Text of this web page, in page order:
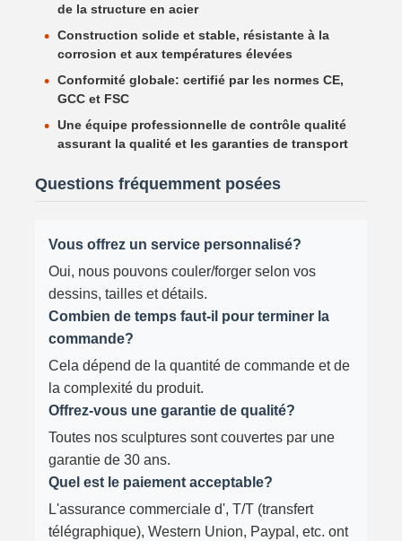
de la structure en acier
Construction solide et stable, résistante à la
corrosion et aux températures élevées
Conformité globale: certifié par les normes CE,
GCC et FSC
Une équipe professionnelle de contrôle qualité
assurant la qualité et les garanties de transport
Questions fréquemment posées
Vous offrez un service personnalisé?
Oui, nous pouvons couler/forger selon vos
dessins, tailles et détails.
Combien de temps faut-il pour terminer la
commande?
Cela dépend de la quantité de commande et de
la complexité du produit.
Offrez-vous une garantie de qualité?
Toutes nos sculptures sont couvertes par une
garantie de 30 ans.
Quel est le paiement acceptable?
L'assurance commerciale d', T/T (transfert
télégraphique), Western Union, Paypal, etc. ont